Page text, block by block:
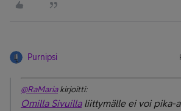
Purnipsi
@RaMariakirjoitti:
Omilla Sivuillaliittymälle ei voi pika-